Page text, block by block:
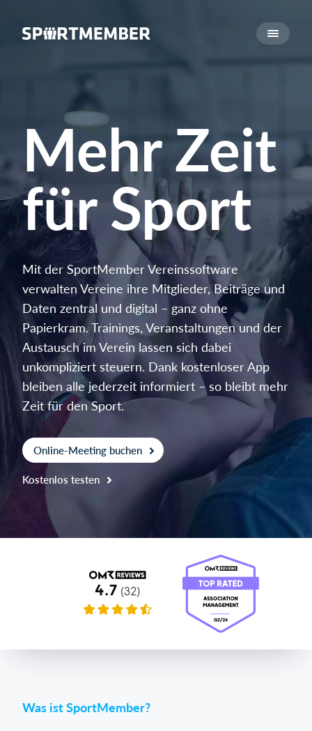
Über SportMember
Triff uns
Funktionen
Trainingsplan
Mitgliedsbeitrag
Homepage erstellen
Vereins App
Belegungsplan
Was kostet es?
Deutsch
Einloggen
Mehr Zeit
für Sport
Mit der SportMember Vereinssoftware
verwalten Vereine ihre Mitglieder, Beiträge und
Daten zentral und digital – ganz ohne
Papierkram. Trainings, Veranstaltungen und der
Austausch im Verein lassen sich dabei
unkompliziert steuern. Dank kostenloser App
bleiben alle jederzeit informiert – so bleibt mehr
Zeit für den Sport.
Online-Meeting buchen
Kostenlos testen
Was ist SportMember?